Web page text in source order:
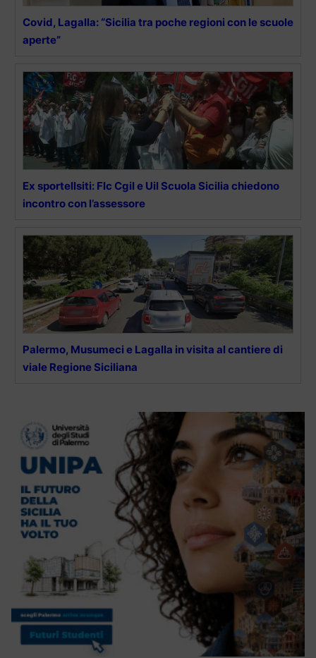
Covid, Lagalla: “Sicilia tra poche regioni con le scuole
aperte”
Ex sportellsiti: Flc Cgil e Uil Scuola Sicilia chiedono
incontro con l’assessore
Palermo, Musumeci e Lagalla in visita al cantiere di
viale Regione Siciliana